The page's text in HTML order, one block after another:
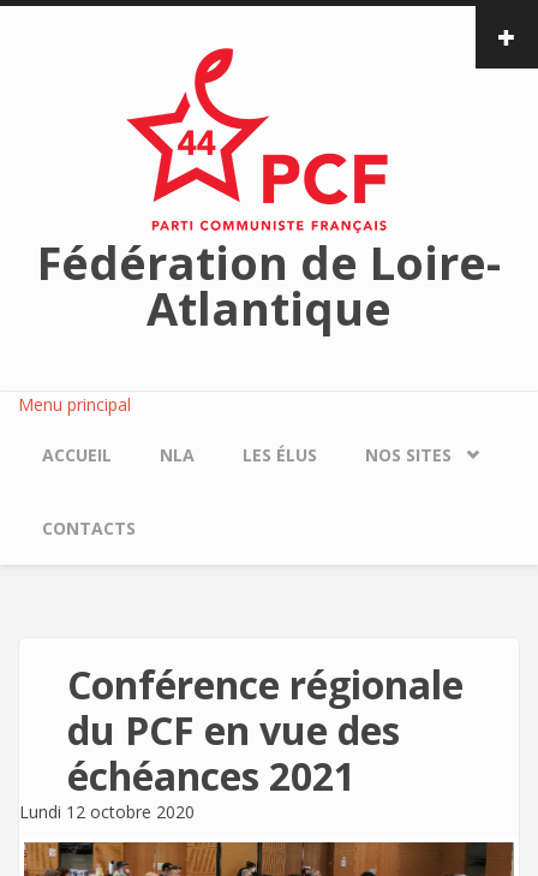
Aller au contenu principal
Fédération de Loire-
Atlantique
Menu principal
ACCUEIL NLA LES ÉLUS NOS SITES
CONTACTS
Conférence régionale
du PCF en vue des
échéances 2021
Lundi 12 octobre 2020